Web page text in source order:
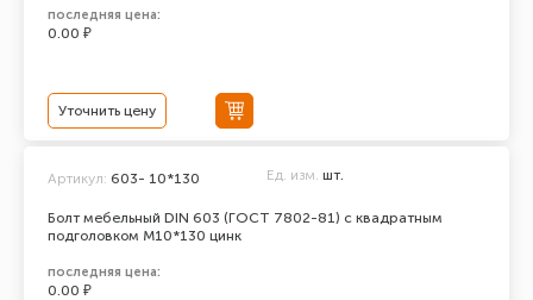
последняя цена:
0.00 ₽
Уточнить цену
Болт мебельный DIN 603 (ГОСТ 7802-81) с квадратным
подголовком М10*130 цинк
Артикул: 603- 10*130 Ед. изм. шт.
последняя цена:
0.00 ₽